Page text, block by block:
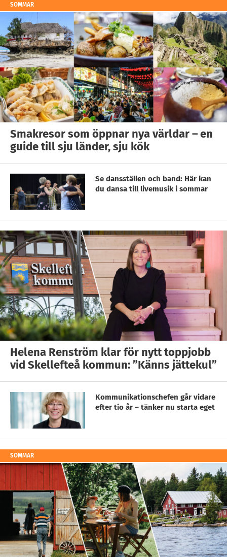
SOMMAR
Smakresor som öppnar nya världar – en
guide till sju länder, sju kök
Se dansställen och band: Här kan
du dansa till livemusik i sommar
Helena Renström klar för nytt toppjobb
vid Skellefteå kommun: ”Känns jättekul”
Kommunikationschefen går vidare
efter tio år – tänker nu starta eget
SOMMAR